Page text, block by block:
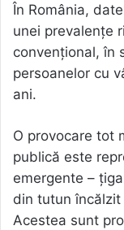
În România,
unei prevalențe
convențional, în
persoanelor cu
ani.
O provocare tot
publică este
emergente –
din tutun
Acestea sunt